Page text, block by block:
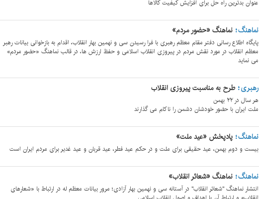
عنوان بدترین راه حل برای افزایش کیفیت کالاها
نماهنگ نماهنگ «حضور مردم»
پایگاه اطلاع رسانی دفتر مقام معظم رهبری با فرا رسیدن سی و نهمین بهار انقلاب، اقدام به بازخوانی بیانات رهبر
معظم انقلاب در مورد نقش مردم در پیروزی انقلاب اسلامی و حفظ ارزش ها، در قالب نماهنگ «حضور مردم»
می نماید
رهبری طرح به مناسبت پیروزی انقلاب
هر سال در ۲۲ بهمن
ملت ایران با حضور خودشان دشمن را ناکام می گذارند
نماهنگ پادپخش «عید ملت»
بیست و دوم بهمن، عید حقیقی برای ملت و در حکم عید فطر، عید قربان و عید غدیر برای مردم ایران است
نماهنگ نماهنگ «شعائر انقلاب»
انتشار نماهنگ "شعائر انقلاب" در آستانه سی و نهمین بهار آزادی؛ مرور بیانات معظم له در ارتباط با «شعارهای